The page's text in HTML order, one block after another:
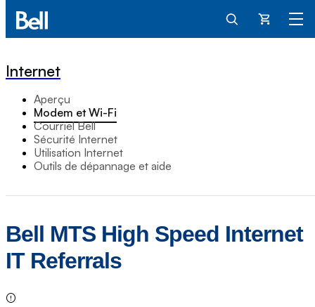
Panier
Internet
Aperçu
Modem et Wi-Fi
Courriel Bell
Sécurité Internet
Utilisation Internet
Outils de dépannage et aide
Bell MTS High Speed Internet
IT Referrals